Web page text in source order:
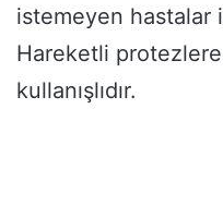
istemeyen hastalar
Hareketli
kullanışlıdır.